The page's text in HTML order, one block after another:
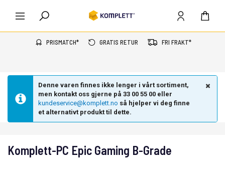
PRISMATCH* GRATIS RETUR FRI FRAKT*
Denne varen finnes ikke lenger i vårt sortiment,
men kontakt oss gjerne på 33 00 55 00 eller
kundeservice@komplett.no så hjelper vi deg finne
et alternativt produkt til dette.
Komplett-PC Epic Gaming B-Grade